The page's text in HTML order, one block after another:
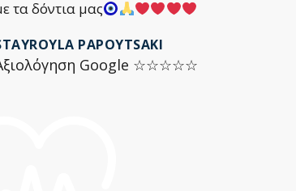
τα δόντια μας
PAPOYTSAKI
Google ☆☆☆☆☆